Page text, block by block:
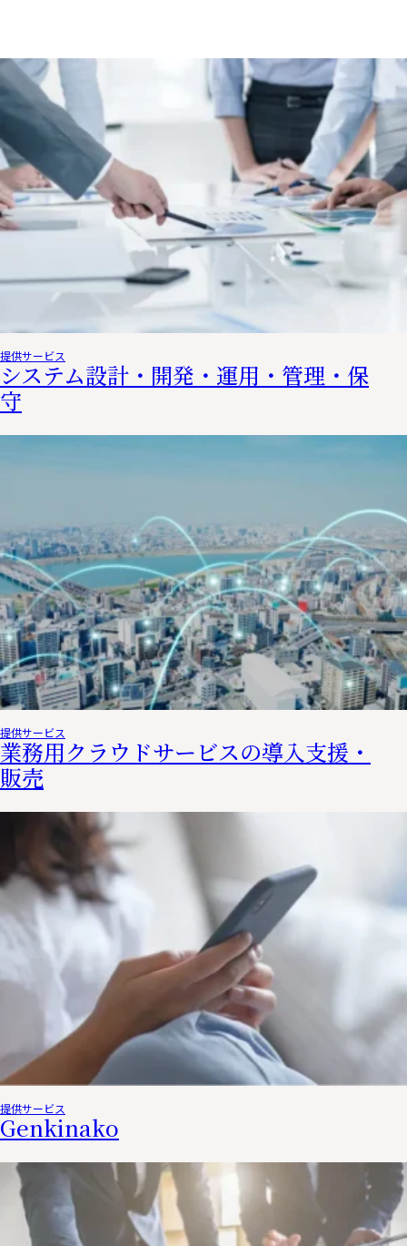
提供サービス
システム設計・開発・運用・管理・保
守
提供サービス
業務用クラウドサービスの導入支援・
販売
提供サービス
Genkinako